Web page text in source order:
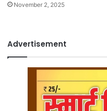
November 2, 2025
Advertisement